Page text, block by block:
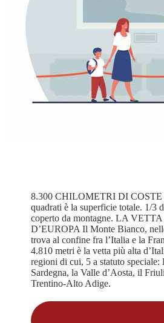
8.300 CHILOMETRI DI COSTE
quadrati è la superficie totale. 1/3
coperto da montagne. LA
D’EUROPA Il Monte Bianco,
trova al confine fra l’Italia e la
4.810 metri è la vetta più alta
regioni di cui, 5 a statuto speciale:
Sardegna, la Valle d’Aosta, il
Trentino-Alto Adige.